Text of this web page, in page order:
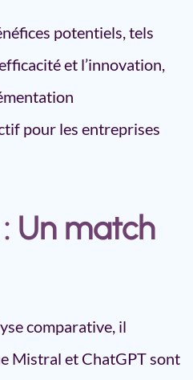
potentiels, tels
et l’innovation,
pour les entreprises
Un match
comparative, il
Mistral et ChatGPT sont